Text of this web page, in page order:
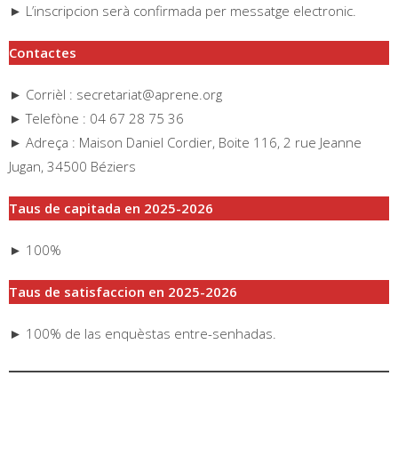
► L’inscripcion serà confirmada per messatge electronic.
Contactes
► Corrièl : secretariat@aprene.org
► Telefòne : 04 67 28 75 36
► Adreça : Maison Daniel Cordier, Boite 116, 2 rue Jeanne
Jugan, 34500 Béziers
Taus de capitada en 2025-2026
► 100%
Taus de satisfaccion en 2025-2026
► 100% de las enquèstas entre-senhadas.